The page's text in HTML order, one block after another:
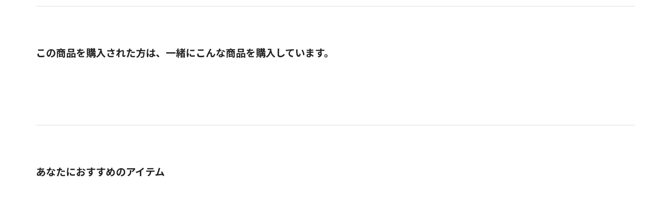
この商品を購入された方は、一緒にこんな商品を購入しています。
あなたにおすすめのアイテム